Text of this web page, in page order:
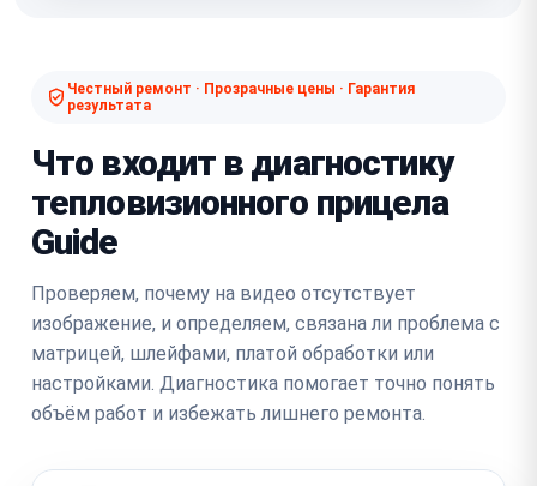
Честный ремонт · Прозрачные цены · Гарантия
результата
Что входит в диагностику
тепловизионного прицела
Guide
Проверяем, почему на видео отсутствует
изображение, и определяем, связана ли проблема с
матрицей, шлейфами, платой обработки или
настройками. Диагностика помогает точно понять
объём работ и избежать лишнего ремонта.